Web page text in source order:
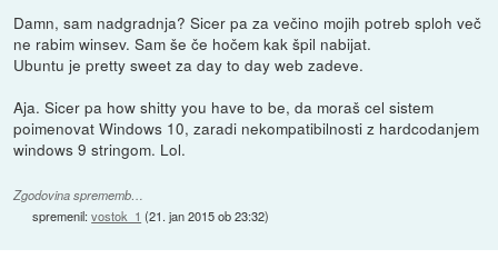
Damn, sam nadgradnja? Sicer pa za večino mojih potreb sploh več
ne rabim winsev. Sam še če hočem kak špil nabijat.
Ubuntu je pretty sweet za day to day web zadeve.
Aja. Sicer pa how shitty you have to be, da moraš cel sistem
poimenovat Windows 10, zaradi nekompatibilnosti z hardcodanjem
windows 9 stringom. Lol.
Zgodovina sprememb…
spremenil:vostok_1 (21. jan 2015 ob 23:32)